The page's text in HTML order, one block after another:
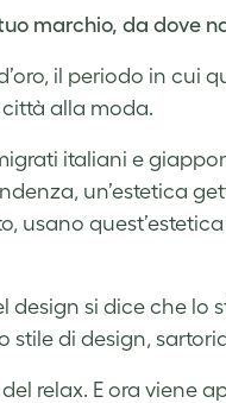
marchio, da dove
il periodo in cui
città alla moda.
italiani e
un’estetica
usano quest’estetica
design si dice che lo
di design,
relax. E ora viene